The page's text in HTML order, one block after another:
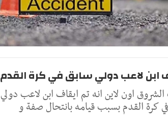
ابن لاعب دولي سابق في كرة القدم
اون لاين انه تم ايقاف ابن لاعب دولي
كرة القدم بسبب قيامه بانتحال صفة و